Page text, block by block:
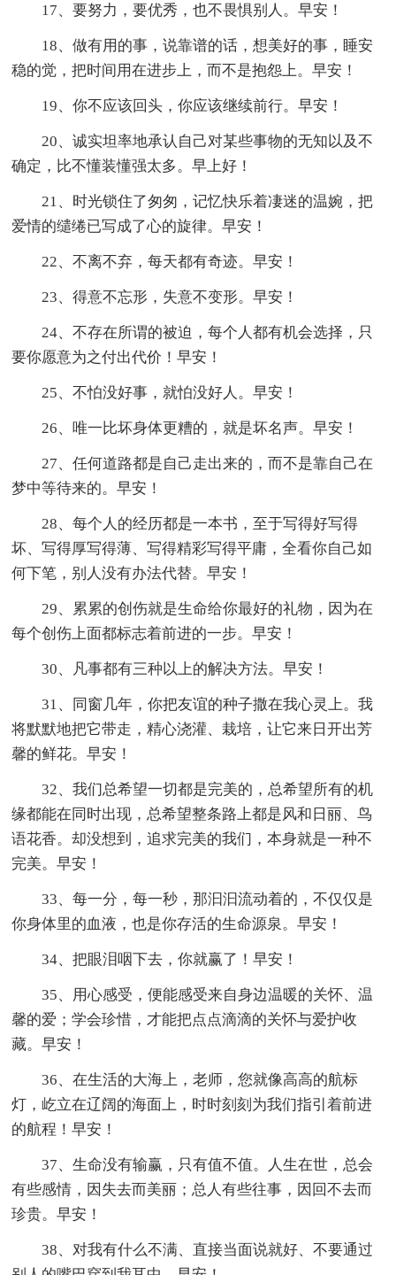
17、要努力，要优秀，也不畏惧别人。早安！
18、做有用的事，说靠谱的话，想美好的事，睡安
稳的觉，把时间用在进步上，而不是抱怨上。早安！
19、你不应该回头，你应该继续前行。早安！
20、诚实坦率地承认自己对某些事物的无知以及不
确定，比不懂装懂强太多。早上好！
21、时光锁住了匆匆，记忆快乐着凄迷的温婉，把
爱情的缱绻已写成了心的旋律。早安！
22、不离不弃，每天都有奇迹。早安！
23、得意不忘形，失意不变形。早安！
24、不存在所谓的被迫，每个人都有机会选择，只
要你愿意为之付出代价！早安！
25、不怕没好事，就怕没好人。早安！
26、唯一比坏身体更糟的，就是坏名声。早安！
27、任何道路都是自己走出来的，而不是靠自己在
梦中等待来的。早安！
28、每个人的经历都是一本书，至于写得好写得
坏、写得厚写得薄、写得精彩写得平庸，全看你自己如
何下笔，别人没有办法代替。早安！
29、累累的创伤就是生命给你最好的礼物，因为在
每个创伤上面都标志着前进的一步。早安！
30、凡事都有三种以上的解决方法。早安！
31、同窗几年，你把友谊的种子撒在我心灵上。我
将默默地把它带走，精心浇灌、栽培，让它来日开出芳
馨的鲜花。早安！
32、我们总希望一切都是完美的，总希望所有的机
缘都能在同时出现，总希望整条路上都是风和日丽、鸟
语花香。却没想到，追求完美的我们，本身就是一种不
完美。早安！
33、每一分，每一秒，那汩汩流动着的，不仅仅是
你身体里的血液，也是你存活的生命源泉。早安！
34、把眼泪咽下去，你就赢了！早安！
35、用心感受，便能感受来自身边温暖的关怀、温
馨的爱；学会珍惜，才能把点点滴滴的关怀与爱护收
藏。早安！
36、在生活的大海上，老师，您就像高高的航标
灯，屹立在辽阔的海面上，时时刻刻为我们指引着前进
的航程！早安！
37、生命没有输赢，只有值不值。人生在世，总会
有些感情，因失去而美丽；总人有些往事，因回不去而
珍贵。早安！
38、对我有什么不满、直接当面说就好、不要通过